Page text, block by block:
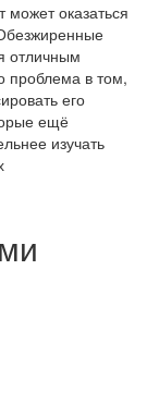
может оказаться
отличным
проблема в том,
его
ещё
изучать